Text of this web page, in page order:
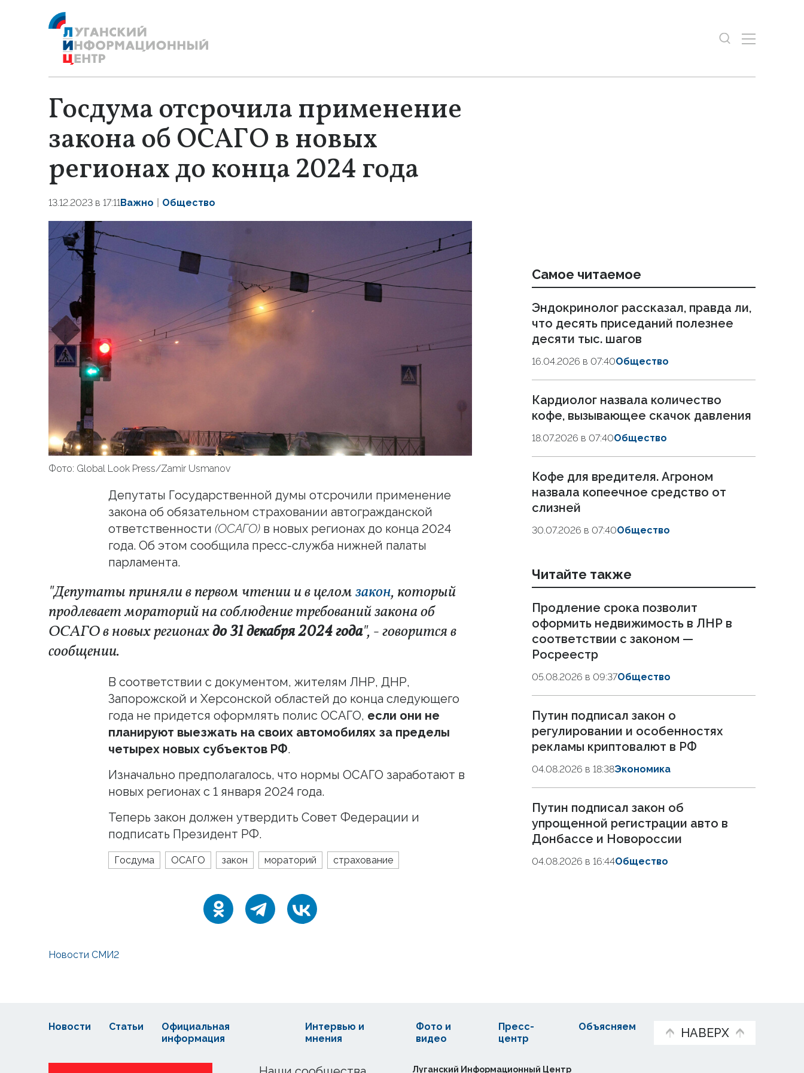
Госдума отсрочила применение
закона об ОСАГО в новых
регионах до конца 2024 года
13.12.2023 в 17:11Важно Общество
Фото: Global Look Press/Zamir Usmanov
Депутаты Государственной думы отсрочили применение
закона об обязательном страховании автогражданской
ответственности (ОСАГО) в новых регионах до конца 2024
года. Об этом сообщила пресс-служба нижней палаты
парламента.
"Депутаты приняли в первом чтении и в целомзакон, который
продлевает мораторий на соблюдение требований закона об
ОСАГО в новых регионахдо 31 декабря 2024 года", - говорится в
сообщении.
В соответствии с документом, жителям ЛНР, ДНР,
Запорожской и Херсонской областей до конца следующего
года не придется оформлять полис ОСАГО, если они не
планируют выезжать на своих автомобилях за пределы
четырех новых субъектов РФ.
Изначально предполагалось, что нормы ОСАГО заработают в
новых регионах с 1 января 2024 года.
Теперь закон должен утвердить Совет Федерации и
подписать Президент РФ.
Госдума ОСАГО закон мораторий страхование
Самое читаемое
Эндокринолог рассказал, правда ли,
что десять приседаний полезнее
десяти тыс. шагов
16.04.2026 в 07:40Общество
Кардиолог назвала количество
кофе, вызывающее скачок давления
18.07.2026 в 07:40Общество
Кофе для вредителя. Агроном
назвала копеечное средство от
слизней
30.07.2026 в 07:40Общество
Читайте также
Продление срока позволит
оформить недвижимость в ЛНР в
соответствии с законом —
Росреестр
05.08.2026 в 09:37Общество
Путин подписал закон о
регулировании и особенностях
рекламы криптовалют в РФ
04.08.2026 в 18:38Экономика
Путин подписал закон об
упрощенной регистрации авто в
Донбассе и Новороссии
04.08.2026 в 16:44Общество
Новости СМИ2
НАВЕРХ
Новости Статьи
Официальная
информация
Интервью и
мнения
Фото и
видео
Пресс-
центр
Объясняем
Луганский Информационный Центр